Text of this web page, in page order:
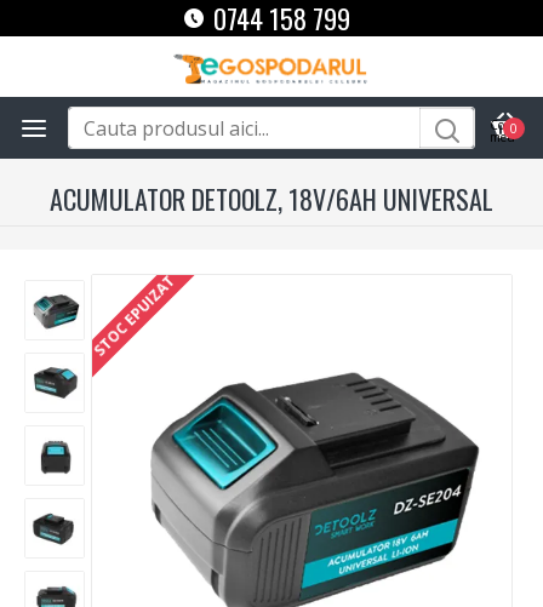
0744 158 799
0
ACUMULATOR DETOOLZ, 18V/6AH UNIVERSAL
STOC EPUIZAT